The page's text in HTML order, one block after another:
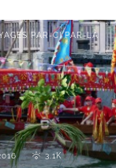
PAR-CI PAR-LÀ
3.1K